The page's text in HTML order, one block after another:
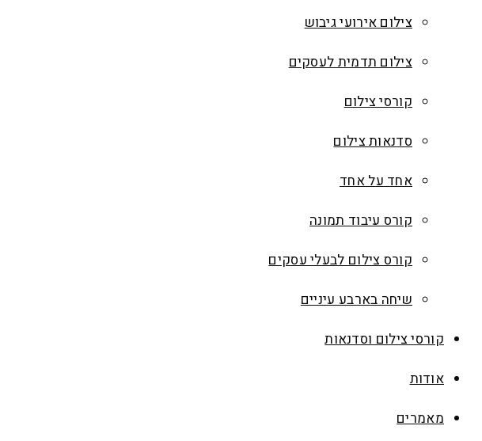
צילום אירועי גיבוש
צילום תדמית לעסקים
קורסי צילום
סדנאות צילום
אחד על אחד
קורס עיבוד תמונה
קורס צילום לבעלי עסקים
שיחה בארבע עיניים
קורסי צילום וסדנאות
אודות
מאמרים